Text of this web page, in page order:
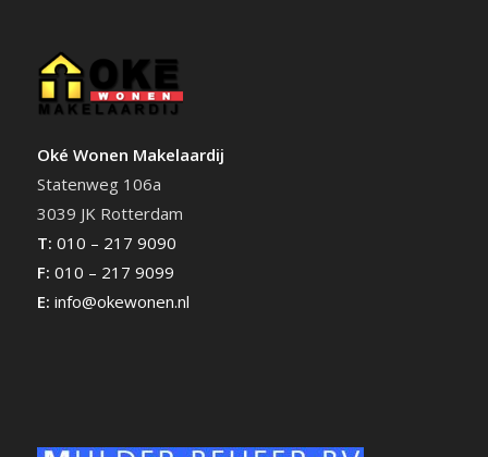
Oké Wonen Makelaardij
Statenweg 106a
3039 JK Rotterdam
T: 010 – 217 9090
F: 010 – 217 9099
E: info@okewonen.nl